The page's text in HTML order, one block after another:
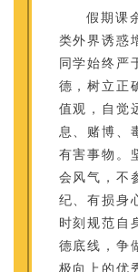
假期课
类外界诱惑
同学始终严
德，树立正
值观，自觉
息、赌博、
有害事物。
会风气，不
纪、有损身
时刻规范自
德底线，争
极向上的优